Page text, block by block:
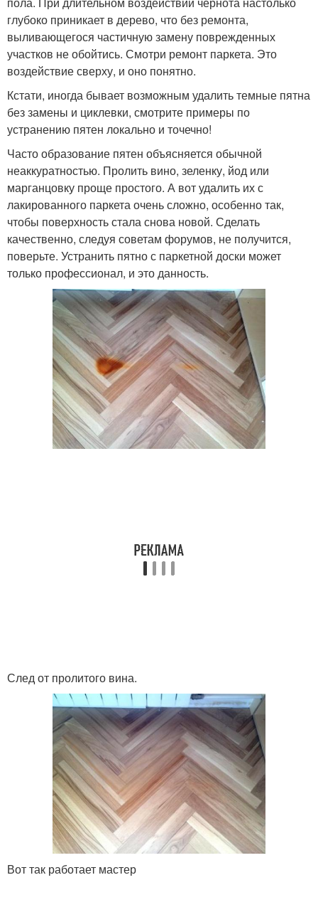
глубоко приникает в дерево, что без ремонта,
выливающегося частичную замену поврежденных
участков не обойтись. Смотри ремонт паркета. Это
воздействие сверху, и оно понятно.
Кстати, иногда бывает возможным удалить темные пятна
без замены и циклевки, смотрите примеры по
устранению пятен локально и точечно!
Часто образование пятен объясняется обычной
неаккуратностью. Пролить вино, зеленку, йод или
марганцовку проще простого. А вот удалить их с
лакированного паркета очень сложно, особенно так,
чтобы поверхность стала снова новой. Сделать
качественно, следуя советам форумов, не получится,
поверьте. Устранить пятно с паркетной доски может
только профессионал, и это данность.
След от пролитого вина.
Вот так работает мастер